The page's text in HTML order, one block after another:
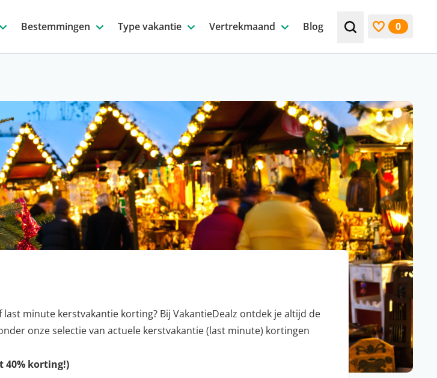
Bestemmingen Type vakantie Vertrekmaand Blog Zoek bijv. een
0
minute kerstvakantie korting? Bij VakantieDealz ontdek je altijd de
onze selectie van actuele kerstvakantie (last minute) kortingen
40% korting!)